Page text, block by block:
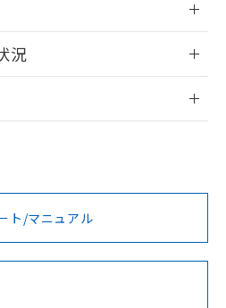
。
ン/会員登録
いただく前に、以下を必ずお読
況
例
例
ト/マニュアル
。
フタル酸エステル類４
応完了までの期間は出
混在することから備考
ておりました。